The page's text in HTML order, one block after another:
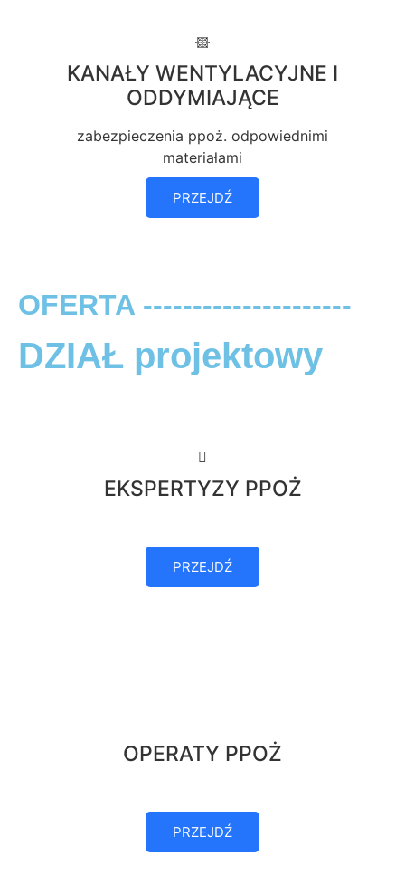
KANAŁY WENTYLACYJNE I
ODDYMIAJĄCE
zabezpieczenia ppoż. odpowiednimi
materiałami
PRZEJDŹ
OFERTA ---------------------
DZIAŁ projektowy
EKSPERTYZY PPOŻ
PRZEJDŹ
OPERATY PPOŻ
PRZEJDŹ